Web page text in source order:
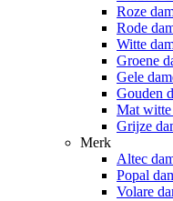
Roze
Rode
Witte
Groene
Gele
Gouden
Mat witte
Grijze
Merk
Altec
Popal
Volare